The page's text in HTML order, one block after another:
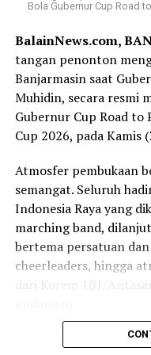
Sementara misinya
daerah, memberikan
serta menyediakan
Sedangkan produk
tabungan, kredit atau
seperti Tabungan
Rapat kerja Komisi II
DPRD tersebut
Kalsel semula
Suripno Sumas.
Namun karena
bersamaan untuk
Sekretaris Komisi II
Bola Gubernur Cup Road
BalainNews.com,
tangan penonton
Banjarmasin saat
Muhidin, secara resmi
Gubernur Cup Road
Cup 2026, pada Kamis
Atmosfer pembukaan
semangat. Seluruh
Indonesia Raya yang
marching band,
bertema persatuan
cheerleaders, hingga
dari Korem 101/
Momen semakin